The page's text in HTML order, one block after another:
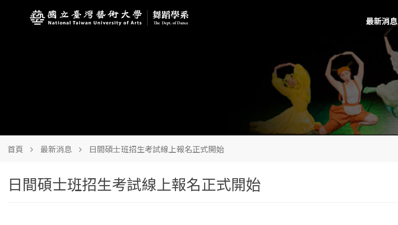
最新消息
首頁 最新消息 日間碩士班招生考試線上報名正式開始
日間碩士班招生考試線上報名正式開始